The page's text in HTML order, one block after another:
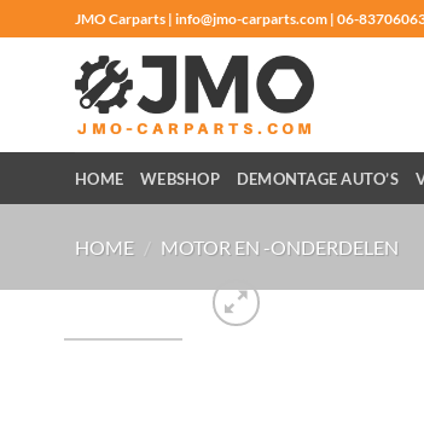
naar
JMO Carparts | info@jmo-carparts.com | 06-
HOME WEBSHOP DEMONTAGE AUTO’S
HOME / MOTOR EN -ONDERDELEN